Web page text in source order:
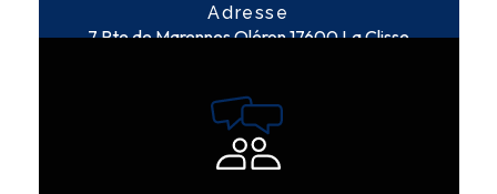
Adresse
7 Rte de Marennes Oléron17600 La Clisse